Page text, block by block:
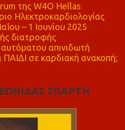
της W4O Hellas
Ηλεκτροκαρδιολογίας
– 1 Ιουνίου 2025
διατροφής
απινιδωτή
σε καρδιακή ανακοπή;
ΣΠΑΡΤΗ